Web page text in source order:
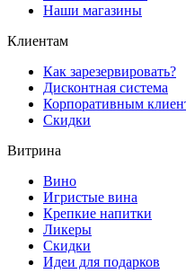
Наши магазины
Клиентам
Как зарезервировать?
Дисконтная система
Корпоративным
Скидки
Витрина
Вино
Игристые вина
Крепкие напитки
Ликеры
Скидки
Идеи для подарков